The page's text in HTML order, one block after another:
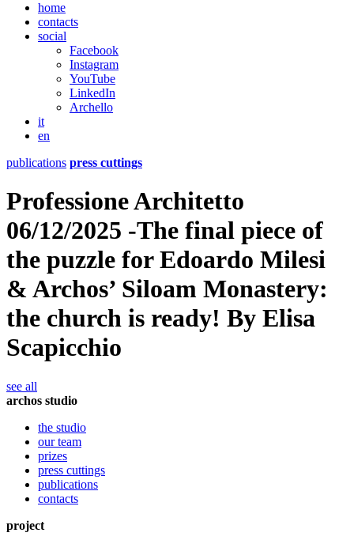
home
contacts
social
Facebook
Instagram
YouTube
LinkedIn
Archello
it
en
publications press cuttings
Professione Architetto
06/12/2025 -The final piece of
the puzzle for Edoardo Milesi
& Archos’ Siloam Monastery:
the church is ready! By Elisa
Scapicchio
see all
archos studio
the studio
our team
prizes
press cuttings
publications
contacts
project